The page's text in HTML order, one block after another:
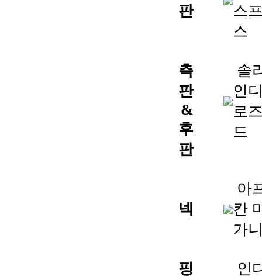
판
스
스
측
판
&
후
판
솔
인
로
드
넥
아
칸
가
핑
인